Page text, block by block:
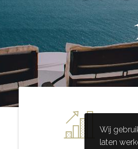
Wij
laten